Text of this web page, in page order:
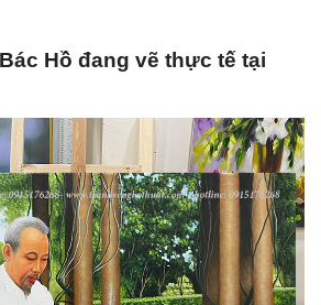
Hồ đang vẽ thực tế tại